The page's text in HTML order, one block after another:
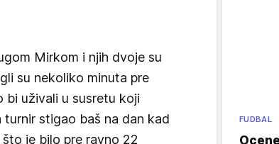
Mirkom i njih dvoje su
su nekoliko minuta pre
bi uživali u susretu koji
turnir stigao baš na dan kad
je bilo pre ravno 22
FUDBAL